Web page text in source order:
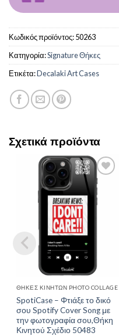
Κωδικός προϊόντος:50263
Κατηγορία:Signature Θήκες
Ετικέτα:Decalaki Art Cases
Σχετικά προϊόντα
Add to
Wishlist
ΘΉΚΕΣ ΚΙΝΗΤΏΝ PHOTO COLLAGE
SpotiCase – Φτιάξε το δικό
σου Spotify Cover Song με
την φωτογραφία σου,Θήκη
Κινητού Σχέδιο 50483